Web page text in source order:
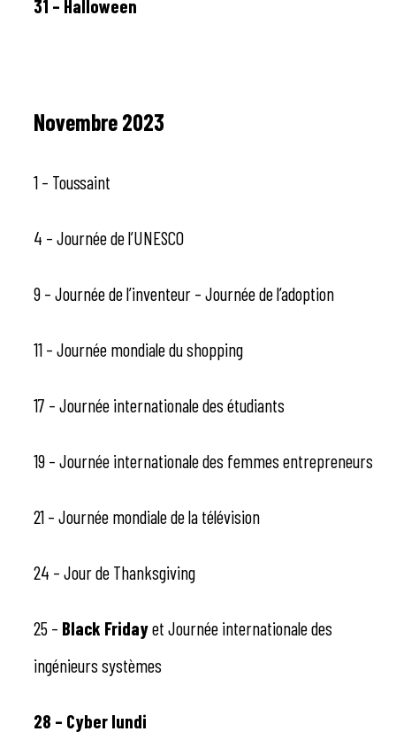
31 – Halloween
Novembre 2023
1 – Toussaint
4 – Journée de l’UNESCO
9 – Journée de l’inventeur – Journée de l’adoption
11 – Journée mondiale du shopping
17 – Journée internationale des étudiants
19 – Journée internationale des femmes entrepreneurs
21 – Journée mondiale de la télévision
24 – Jour de Thanksgiving
25 – Black Fridayet Journée internationale des
ingénieurs systèmes
28 – Cyber ​​​​lundi